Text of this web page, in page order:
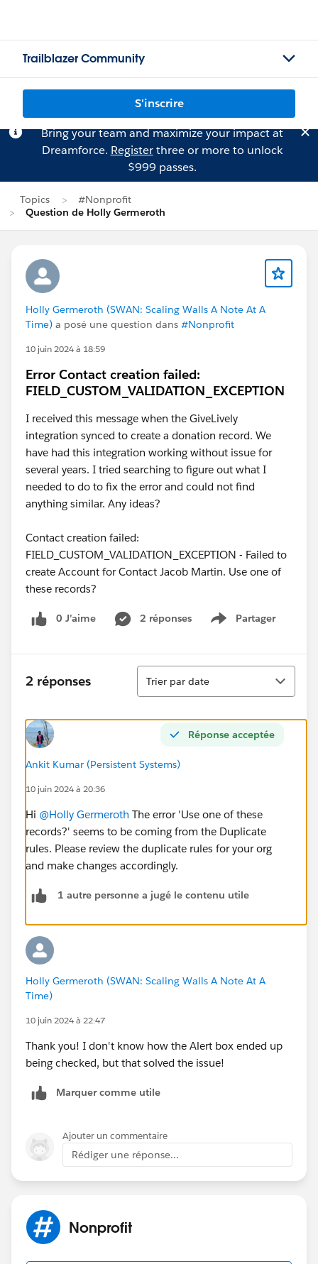
Trailblazer Community
S'inscrire
Bring your team and maximize your impact at
Dreamforce. Registerthree or more to unlock
$999 passes.
Topics
#Nonprofit
Question de Holly Germeroth
Holly Germeroth (SWAN: Scaling Walls A Note At A
Time) a posé une question dans #Nonprofit
10 juin 2024 à 18:59
Error Contact creation failed:
FIELD_CUSTOM_VALIDATION_EXCEPTION
I received this message when the GiveLively
integration synced to create a donation record. We
have had this integration working without issue for
several years. I tried searching to figure out what I
needed to do to fix the error and could not find
anything similar. Any ideas?
Contact creation failed:
FIELD_CUSTOM_VALIDATION_EXCEPTION - Failed to
create Account for Contact Jacob Martin. Use one of
these records?
0 J’aime 2 réponses Partager
Show menu
2 réponses
Tri
Trier par date
Réponse acceptée
Ankit Kumar (Persistent Systems)
10 juin 2024 à 20:36
Hi @Holly Germeroth The error 'Use one of these
records?' seems to be coming from the Duplicate
rules. Please review the duplicate rules for your org
and make changes accordingly.
1 autre personne a jugé le contenu utile
Holly Germeroth (SWAN: Scaling Walls A Note At A
Time)
10 juin 2024 à 22:47
Thank you! I don't know how the Alert box ended up
being checked, but that solved the issue!
Marquer comme utile
Ajouter un commentaire
Rédiger une réponse...
Nonprofit